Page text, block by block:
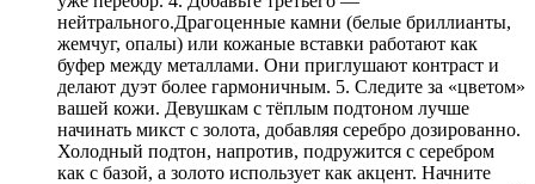
нейтрального.Драгоценные камни (белые бриллианты,
жемчуг, опалы) или кожаные вставки работают как
буфер между металлами. Они приглушают контраст и
делают дуэт более гармоничным. 5. Следите за «цветом»
вашей кожи. Девушкам с тёплым подтоном лучше
начинать микст с золота, добавляя серебро дозированно.
Холодный подтон, напротив, подружится с серебром
как с базой, а золото использует как акцент. Начните